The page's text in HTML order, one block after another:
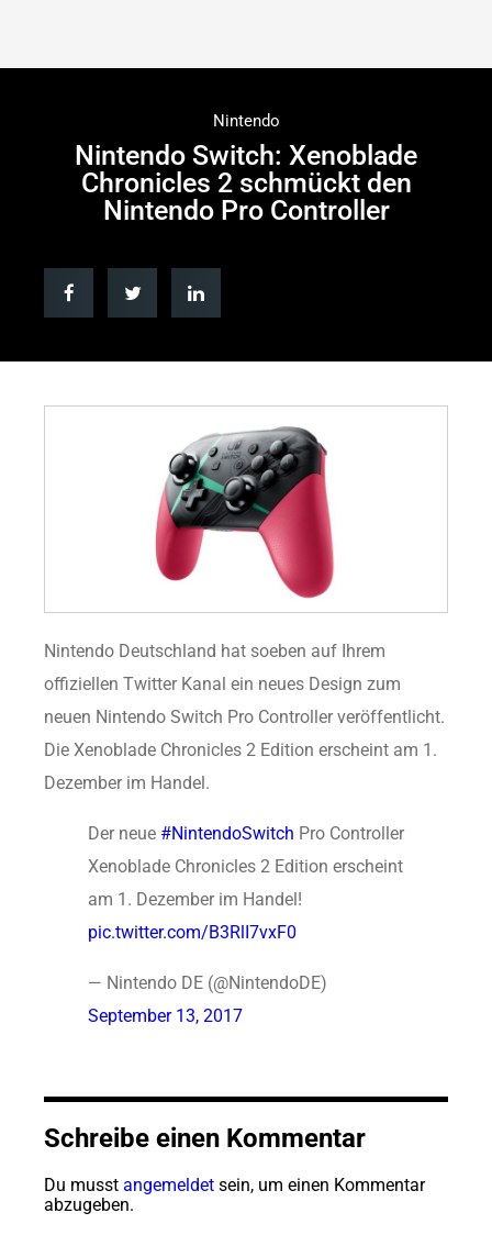
Nintendo
Nintendo Switch: Xenoblade
Chronicles 2 schmückt den
Nintendo Pro Controller
Nintendo Deutschland hat soeben auf Ihrem
offiziellen Twitter Kanal ein neues Design zum
neuen Nintendo Switch Pro Controller veröffentlicht.
Die Xenoblade Chronicles 2 Edition erscheint am 1.
Dezember im Handel.
Der neue #NintendoSwitch Pro Controller
Xenoblade Chronicles 2 Edition erscheint
am 1. Dezember im Handel!
pic.twitter.com/B3RlI7vxF0
— Nintendo DE (@NintendoDE)
September 13, 2017
Schreibe einen Kommentar
Du musst angemeldet sein, um einen Kommentar
abzugeben.